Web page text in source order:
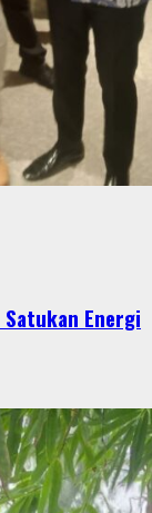
Satukan Energi